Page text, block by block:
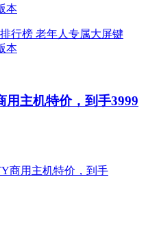
主机特价，到手3999